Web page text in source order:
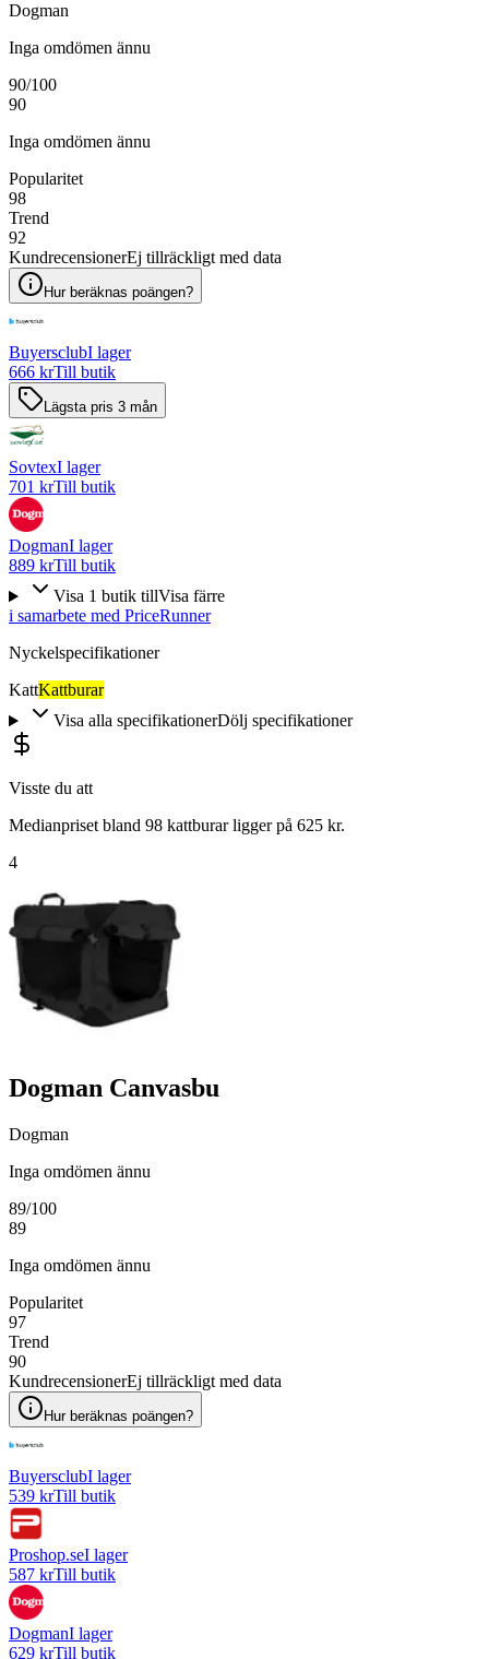
Dogman
Inga omdömen ännu
90/100
90
Inga omdömen ännu
Popularitet
98
Trend
92
KundrecensionerEj tillräckligt med data
Hur beräknas poängen?
BuyersclubI lager
666 krTill butik
Lägsta pris 3 mån
SovtexI lager
701 krTill butik
DogmanI lager
889 krTill butik
Visa 1 butik tillVisa färre
i samarbete med PriceRunner
Nyckelspecifikationer
KattKattburar
Visa alla specifikationerDölj specifikationer
Visste du att
Medianpriset bland 98 kattburar ligger på 625 kr.
4
Dogman Canvasbu
Dogman
Inga omdömen ännu
89/100
89
Inga omdömen ännu
Popularitet
97
Trend
90
KundrecensionerEj tillräckligt med data
Hur beräknas poängen?
BuyersclubI lager
539 krTill butik
Proshop.seI lager
587 krTill butik
DogmanI lager
629 krTill butik